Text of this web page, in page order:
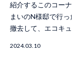
紹介するこのコー
まいのN様邸で行
撤去して、エコキ
2024.03.10